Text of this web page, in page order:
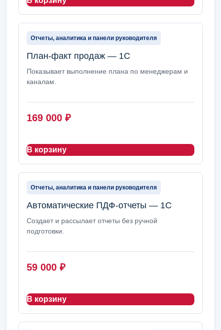
Отчеты, аналитика и панели руководителя
План-факт продаж — 1С
Показывает выполнение плана по менеджерам и
каналам.
169 000 ₽
В корзину
Отчеты, аналитика и панели руководителя
Автоматические ПДФ-отчеты — 1С
Создает и рассылает отчеты без ручной
подготовки.
59 000 ₽
В корзину